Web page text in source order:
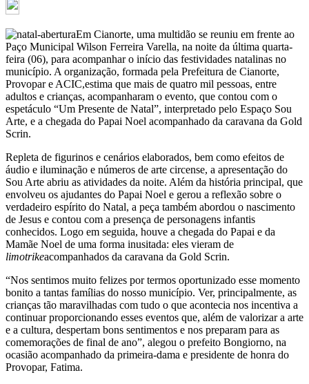
Em Cianorte, uma multidão se reuniu em frente ao
Paço Municipal Wilson Ferreira Varella, na noite da última quarta-
feira (06), para acompanhar o início das festividades natalinas no
município. A organização, formada pela Prefeitura de Cianorte,
Provopar e ACIC,estima que mais de quatro mil pessoas, entre
adultos e crianças, acompanharam o evento, que contou com o
espetáculo “Um Presente de Natal”, interpretado pelo Espaço Sou
Arte, e a chegada do Papai Noel acompanhado da caravana da Gold
Scrin.
Repleta de figurinos e cenários elaborados, bem como efeitos de
áudio e iluminação e números de arte circense, a apresentação do
Sou Arte abriu as atividades da noite. Além da história principal, que
envolveu os ajudantes do Papai Noel e gerou a reflexão sobre o
verdadeiro espírito do Natal, a peça também abordou o nascimento
de Jesus e contou com a presença de personagens infantis
conhecidos. Logo em seguida, houve a chegada do Papai e da
Mamãe Noel de uma forma inusitada: eles vieram de
limotrikeacompanhados da caravana da Gold Scrin.
“Nos sentimos muito felizes por termos oportunizado esse momento
bonito a tantas famílias do nosso município. Ver, principalmente, as
crianças tão maravilhadas com tudo o que acontecia nos incentiva a
continuar proporcionando esses eventos que, além de valorizar a arte
e a cultura, despertam bons sentimentos e nos preparam para as
comemorações de final de ano”, alegou o prefeito Bongiorno, na
ocasião acompanhado da primeira-dama e presidente de honra do
Provopar, Fatima.